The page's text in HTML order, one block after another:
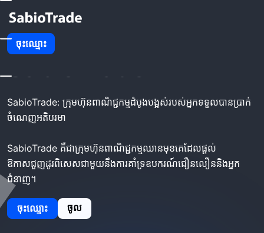
ចុះ​ឈ្មោះ
SabioTrade Broker -
SabioTrade
SabioTrade: ក្រុមហ៊ុនពាណិជ្ជកម្មដំបូងបង្អស់របស់អ្នកទទួលបានប្រាក់
ចំណេញអតិបរមា
SabioTrade គឺជាក្រុមហ៊ុនពាណិជ្ជកម្មឈានមុខគេដែលផ្តល់
ឱកាសជួញដូរពិសេសជាមួយនឹងការគាំទ្រឧបករណ៍ជឿនលឿននិងអ្នក
ជំនាញ។
ចុះឈ្មោះ ចូល